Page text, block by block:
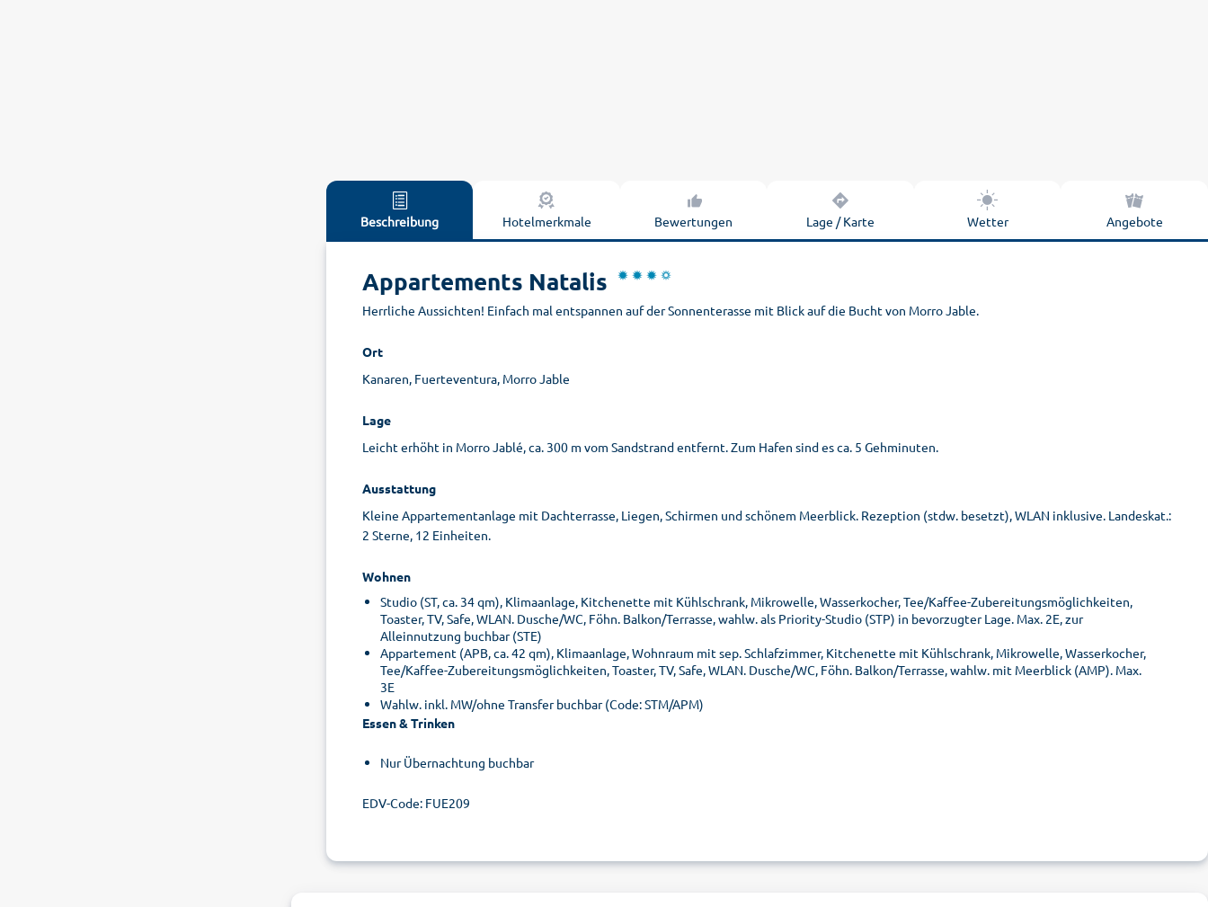
Beschreibung Hotelmerkmale Bewertungen Lage / Karte Wetter Angebote
Appartements Natalis
Herrliche Aussichten! Einfach mal entspannen auf der Sonnenterasse mit Blick auf die Bucht von Morro Jable.
Ort
Kanaren, Fuerteventura, Morro Jable
Lage
Leicht erhöht in Morro Jablé, ca. 300 m vom Sandstrand entfernt. Zum Hafen sind es ca. 5 Gehminuten.
Ausstattung
Kleine Appartementanlage mit Dachterrasse, Liegen, Schirmen und schönem Meerblick. Rezeption (stdw. besetzt), WLAN inklusive. Landeskat.:
2 Sterne, 12 Einheiten.
Wohnen
Studio (ST, ca. 34 qm), Klimaanlage, Kitchenette mit Kühlschrank, Mikrowelle, Wasserkocher, Tee/Kaffee-Zubereitungsmöglichkeiten,
Toaster, TV, Safe, WLAN. Dusche/WC, Föhn. Balkon/Terrasse, wahlw. als Priority-Studio (STP) in bevorzugter Lage. Max. 2E, zur
Alleinnutzung buchbar (STE)
Appartement (APB, ca. 42 qm), Klimaanlage, Wohnraum mit sep. Schlafzimmer, Kitchenette mit Kühlschrank, Mikrowelle, Wasserkocher,
Tee/Kaffee-Zubereitungsmöglichkeiten, Toaster, TV, Safe, WLAN. Dusche/WC, Föhn. Balkon/Terrasse, wahlw. mit Meerblick (AMP). Max.
3E
Wahlw. inkl. MW/ohne Transfer buchbar (Code: STM/APM)
Essen & Trinken
Nur Übernachtung buchbar
EDV-Code: FUE209